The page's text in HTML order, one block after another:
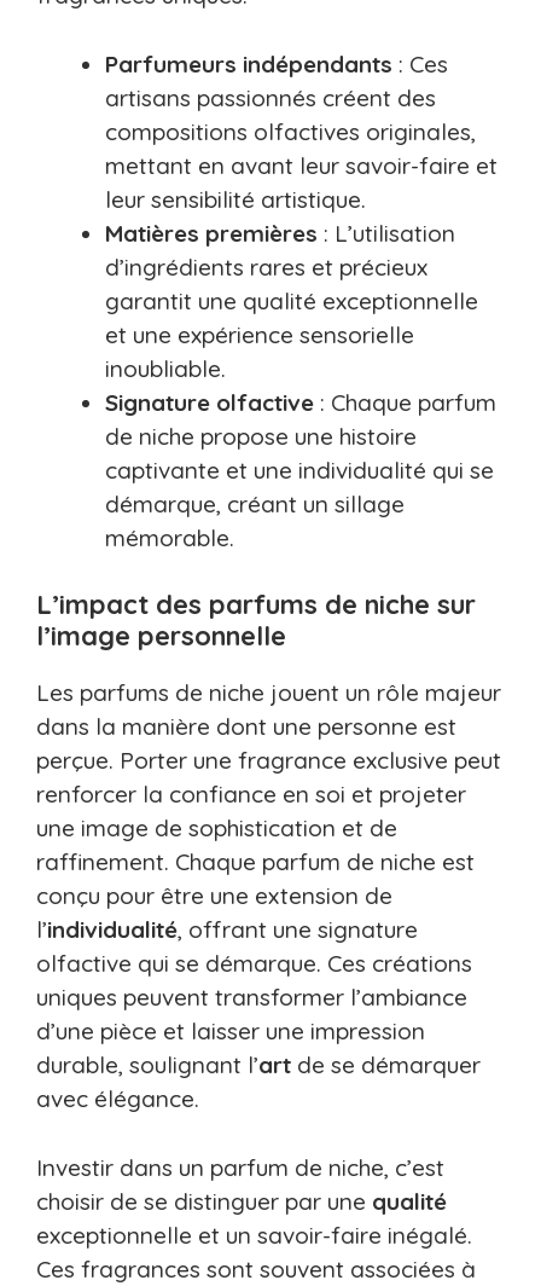
Parfumeurs indépendants : Ces
artisans passionnés créent des
compositions olfactives originales,
mettant en avant leur savoir-faire et
leur sensibilité artistique.
Matières premières : L’utilisation
d’ingrédients rares et précieux
garantit une qualité exceptionnelle
et une expérience sensorielle
inoubliable.
Signature olfactive : Chaque parfum
de niche propose une histoire
captivante et une individualité qui se
démarque, créant un sillage
mémorable.
L’impact des parfums de niche sur
l’image personnelle
Les parfums de niche jouent un rôle majeur
dans la manière dont une personne est
perçue. Porter une fragrance exclusive peut
renforcer la confiance en soi et projeter
une image de sophistication et de
raffinement. Chaque parfum de niche est
conçu pour être une extension de
l’individualité, offrant une signature
olfactive qui se démarque. Ces créations
uniques peuvent transformer l’ambiance
d’une pièce et laisser une impression
durable, soulignant l’art de se démarquer
avec élégance.
Investir dans un parfum de niche, c’est
choisir de se distinguer par une qualité
exceptionnelle et un savoir-faire inégalé.
Ces fragrances sont souvent associées à